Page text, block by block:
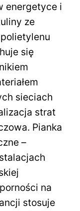
energetyce i
ze
się
sieciach
strat
Pianka
–
na
stosuje